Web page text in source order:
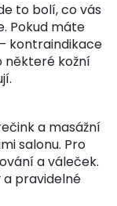
to bolí, co vás
Pokud máte
kontraindikace
některé kožní
a masážní
salonu. Pro
a váleček.
pravidelné